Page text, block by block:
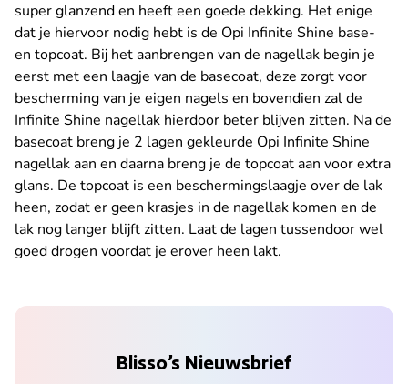
super glanzend en heeft een goede dekking. Het enige
dat je hiervoor nodig hebt is de Opi Infinite Shine base-
en topcoat. Bij het aanbrengen van de nagellak begin je
eerst met een laagje van de basecoat, deze zorgt voor
bescherming van je eigen nagels en bovendien zal de
Infinite Shine nagellak hierdoor beter blijven zitten. Na de
basecoat breng je 2 lagen gekleurde Opi Infinite Shine
nagellak aan en daarna breng je de topcoat aan voor extra
glans. De topcoat is een beschermingslaagje over de lak
heen, zodat er geen krasjes in de nagellak komen en de
lak nog langer blijft zitten. Laat de lagen tussendoor wel
goed drogen voordat je erover heen lakt.
Blisso’s Nieuwsbrief